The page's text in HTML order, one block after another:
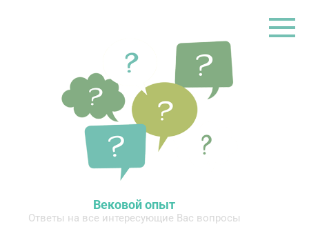
Вековой опыт
Ответы на все интересующие Вас вопросы